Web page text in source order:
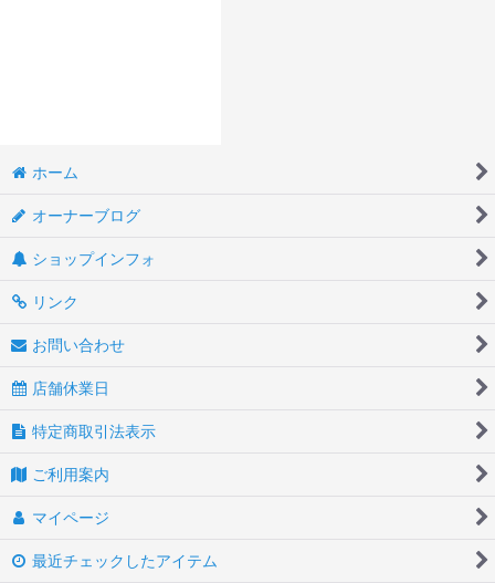
ホーム
オーナーブログ
ショップインフォ
リンク
お問い合わせ
店舗休業日
特定商取引法表示
ご利用案内
マイページ
最近チェックしたアイテム